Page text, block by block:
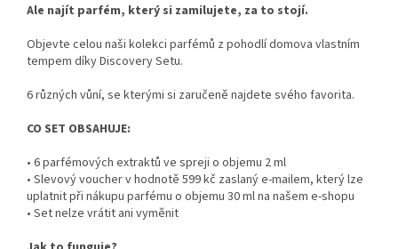
Ale najít parfém, který si zamilujete, za to stojí.
Objevte celou naši kolekci parfémů z pohodlí domova vlastním
tempem díky Discovery Setu.
6 různých vůní, se kterými si zaručeně najdete svého favorita.
CO SET OBSAHUJE:
• 6 parfémových extraktů ve spreji o objemu 2 ml
• Slevový voucher v hodnotě 599 kč zaslaný e-mailem, který lze
uplatnit při nákupu parfému o objemu 30 ml na našem e-shopu
• Set nelze vrátit ani vyměnit